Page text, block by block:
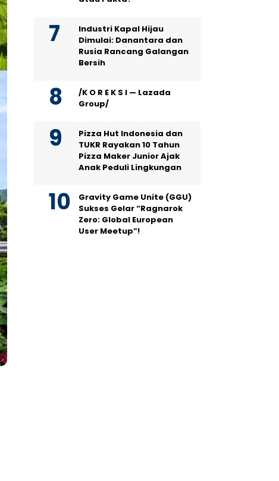
Industri Kapal Hijau
Dimulai: Danantara dan
Rusia Rancang Galangan
Bersih
/K O R E K S I — Lazada
Group/
Pizza Hut Indonesia dan
TUKR Rayakan 10 Tahun
Pizza Maker Junior Ajak
Anak Peduli Lingkungan
Gravity Game Unite (GGU)
Sukses Gelar “Ragnarok
Zero: Global European
User Meetup”!